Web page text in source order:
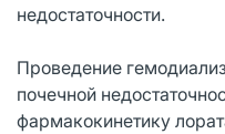
недостаточности.
Проведение
почечной
фармакокинетику